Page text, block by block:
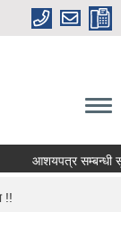
आशयपत्र सम्बन्धी
!!